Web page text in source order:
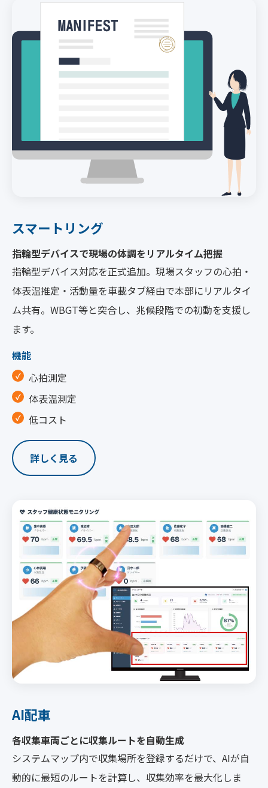
スマートリング
指輪型デバイスで現場の体調をリアルタイム把握
指輪型デバイス対応を正式追加。現場スタッフの心拍・
体表温推定・活動量を車載タブ経由で本部にリアルタイ
ム共有。WBGT等と突合し、兆候段階での初動を支援し
ます。
機能
心拍測定
体表温測定
低コスト
詳しく見る
AI配車
各収集車両ごとに収集ルートを自動生成
システムマップ内で収集場所を登録するだけで、AIが自
動的に最短のルートを計算し、収集効率を最大化しま